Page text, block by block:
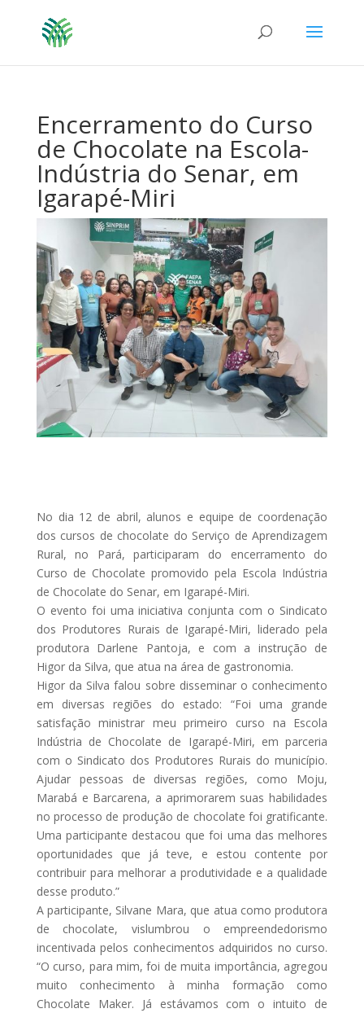
Encerramento do Curso
de Chocolate na Escola-
Indústria do Senar, em
Igarapé-Miri
No dia 12 de abril, alunos e equipe de coordenação
dos cursos de chocolate do Serviço de Aprendizagem
Rural, no Pará, participaram do encerramento do
Curso de Chocolate promovido pela Escola Indústria
de Chocolate do Senar, em Igarapé-Miri.
O evento foi uma iniciativa conjunta com o Sindicato
dos Produtores Rurais de Igarapé-Miri, liderado pela
produtora Darlene Pantoja, e com a instrução de
Higor da Silva, que atua na área de gastronomia.
Higor da Silva falou sobre disseminar o conhecimento
em diversas regiões do estado: “Foi uma grande
satisfação ministrar meu primeiro curso na Escola
Indústria de Chocolate de Igarapé-Miri, em parceria
com o Sindicato dos Produtores Rurais do município.
Ajudar pessoas de diversas regiões, como Moju,
Marabá e Barcarena, a aprimorarem suas habilidades
no processo de produção de chocolate foi gratificante.
Uma participante destacou que foi uma das melhores
oportunidades que já teve, e estou contente por
contribuir para melhorar a produtividade e a qualidade
desse produto.”
A participante, Silvane Mara, que atua como produtora
de chocolate, vislumbrou o empreendedorismo
incentivada pelos conhecimentos adquiridos no curso.
“O curso, para mim, foi de muita importância, agregou
muito conhecimento à minha formação como
Chocolate Maker. Já estávamos com o intuito de